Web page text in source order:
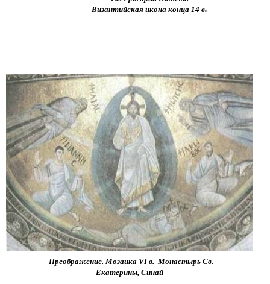
Византийская икона конца 14 в.
Преображение. Мозаика VI в. Монастырь Св.
Екатерины, Синай